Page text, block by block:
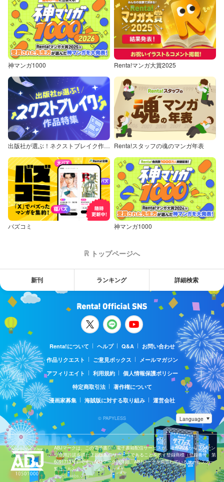
神マンガ1000 Renta!マンガ大賞2025
出版社が選ぶ！ネクストブレイク作品特集 Renta!スタッフの魂のマンガ年表
バズコミ 神マンガ1000
トップページへ
新刊 ランキング 詳細検索
Renta!について ヘルプ Q&A
お問い合わせ
作品リクエスト
ご意見ボックス
メールマガジン
アフィリエイト
利用規約
個人情報保護ポリシー
特定商取引法
著作権について
漫画家募集
海賊版に対する取り組み 運営会社
© PAPYLESS
ABJマークは、この電子書店・電子書籍配信サービスが、著作権者からコンテン
ツ使用許諾を得た正規版配信サービスであることを示す登録商標（登録番号 第
6091713号）です。ABJマークの詳細、ABJマークを掲示しているサービスの一
覧はこちら。
https://aebs.or.jp